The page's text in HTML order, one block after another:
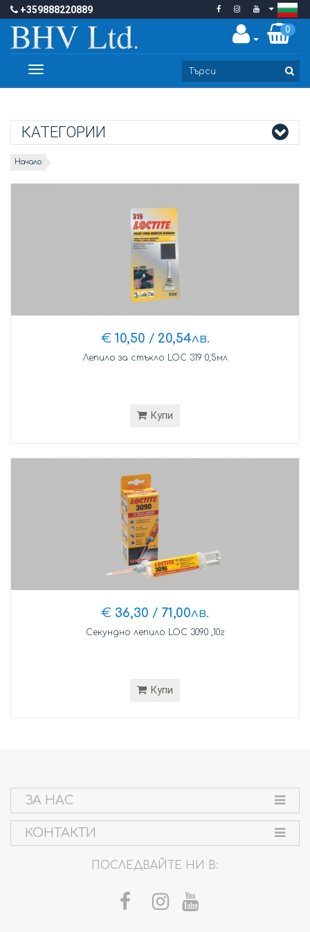
+359888220889
0
Toggle
КАТЕГОРИИ
Начало
€ 10,50 / 20,54лв.
Лепило за стъкло LOC 319 0,5мл
Купи
€ 36,30 / 71,00лв.
Секундно лепило LOC 3090 ,10г
Купи
ЗА НАС
КОНТАКТИ
ПОСЛЕДВАЙТЕ НИ В: